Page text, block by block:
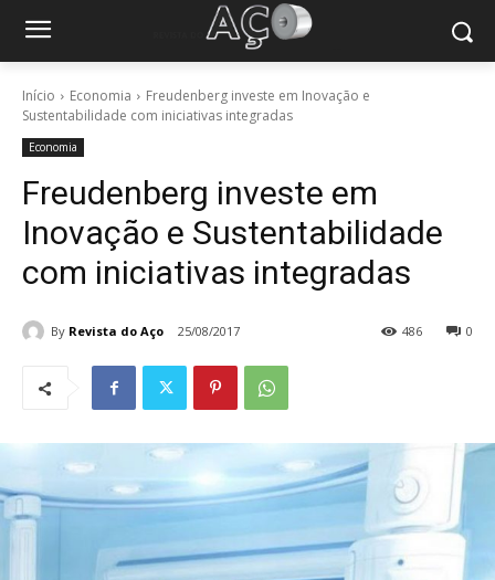
Início Economia
Freudenberg investe em Inovação e
Sustentabilidade com iniciativas integradas
Economia
Freudenberg investe em
Inovação e Sustentabilidade
com iniciativas integradas
By Revista do Aço 25/08/2017 0
486